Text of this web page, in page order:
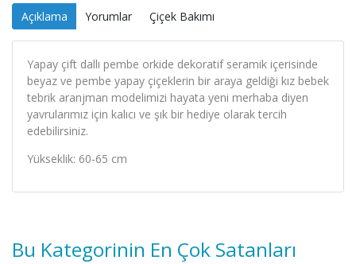
Açıklama Yorumlar Çiçek Bakımı
Yapay çift dallı pembe orkide dekoratif seramik içerisinde
beyaz ve pembe yapay çiçeklerin bir araya geldiği kız bebek
tebrik aranjman modelimizi hayata yeni merhaba diyen
yavrularımız için kalıcı ve şık bir hediye olarak tercih
edebilirsiniz.
Yükseklik: 60-65 cm
Bu Kategorinin En Çok Satanları